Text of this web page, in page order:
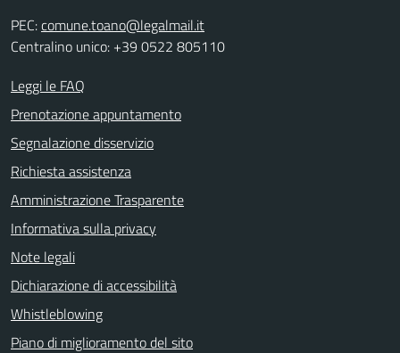
PEC:comune.toano@legalmail.it
Centralino unico: +39 0522 805110
Leggi le FAQ
Prenotazione appuntamento
Segnalazione disservizio
Richiesta assistenza
Amministrazione Trasparente
Informativa sulla privacy
Note legali
Dichiarazione di accessibilità
Whistleblowing
Piano di miglioramento del sito